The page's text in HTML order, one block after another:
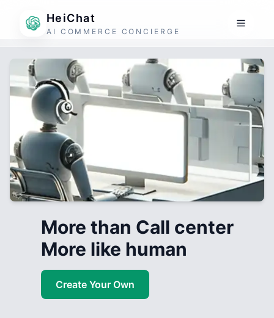
HeiChat
AI COMMERCE CONCIERGE
More than Call center
More like human
Create Your Own